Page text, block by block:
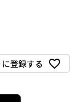
登録する